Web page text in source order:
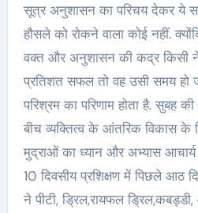
सूत्र अनुशासन का परिचय देकर ये
हौसले को रोकने वाला कोई नहीं.
वक्त और अनुशासन की कद्र किसी
प्रतिशत सफल तो वह उसी समय हो
परिश्रम का परिणाम होता है. सुबह
बीच व्यक्तित्व के आंतरिक विकास के
मुद्राओं का ध्यान और अभ्यास
10 दिवसीय प्रशिक्षण में पिछले आठ
ने पीटी, ड्रिल,रायफल